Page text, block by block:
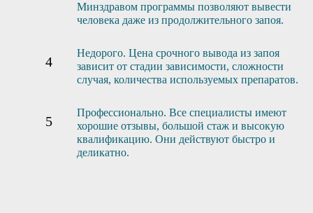
Минздравом программы позволяют вывести
человека даже из продолжительного запоя.
Недорого. Цена срочного вывода из запоя
зависит от стадии зависимости, сложности
случая, количества используемых препаратов.
Профессионально. Все специалисты имеют
хорошие отзывы, большой стаж и высокую
квалификацию. Они действуют быстро и
деликатно.